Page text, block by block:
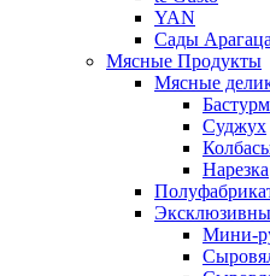
YAN
Сады Арагаца
Мясные Продукты
Мясные
Суджух
Нарезка
Мини-